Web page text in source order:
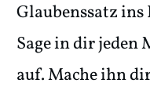
Glaubenssatz ins
Sage in dir jeden
auf. Mache ihn